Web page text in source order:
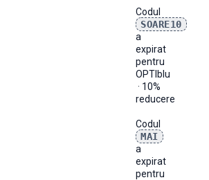
Codul
SOARE10
a
expirat
pentru
OPTIblu
· 10%
reducere
Codul
MAI
a
expirat
pentru